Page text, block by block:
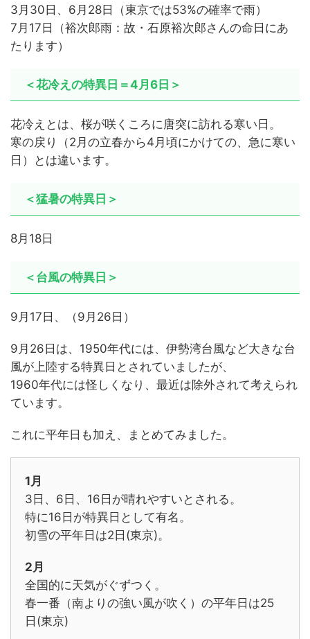
3月30日、6月28日（東京では53%の確率で雨）
7月17日（裕次郎雨：故・石原裕次郎さんの命日にあ
たります）
＜花冷えの特異日＝4月6日＞
花冷えとは、桜が咲くころに唐突に訪れる寒い日。
寒の戻り（2月の立春から4月頃にかけての、急に寒い
日）とは違います。
＜猛暑の特異日＞
8月18日
＜台風の特異日＞
9月17日、（9月26日）
9月26日は、1950年代には、伊勢湾台風など大きな台
風が上陸する特異日とされていましたが、
1960年代には怪しくなり、最近は除外されて考えられ
ています。
これに平年日も加え、まとめてみました。
1月
3日、6日、16日が晴れやすいとされる。
特に16日が特異日として有名。
初雪の平年日は2日(東京)。
2月
全国的に天気がぐずつく。
春一番（南よりの強い風が吹く）の平年日は25
日(東京)